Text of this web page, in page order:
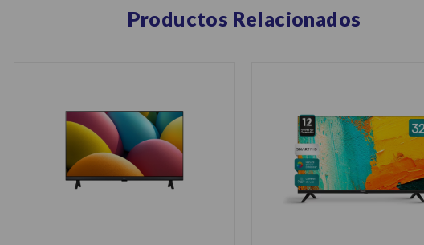
Productos Relacionados